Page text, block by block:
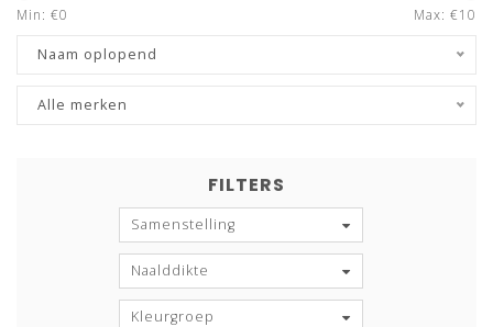
Min: €0 Max: €10
Naam oplopend
Alle merken
FILTERS
Samenstelling
Naalddikte
Kleurgroep